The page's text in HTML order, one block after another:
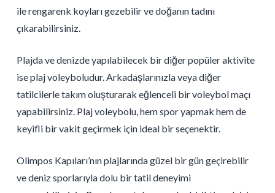
ile rengarenk koyları gezebilir ve doğanın tadını
çıkarabilirsiniz.
Plajda ve denizde yapılabilecek bir diğer popüler aktivite
ise plaj voleyboludur. Arkadaşlarınızla veya diğer
tatilcilerle takım oluşturarak eğlenceli bir voleybol maçı
yapabilirsiniz. Plaj voleybolu, hem spor yapmak hem de
keyifli bir vakit geçirmek için ideal bir seçenektir.
Olimpos Kapıları’nın plajlarında güzel bir gün geçirebilir
ve deniz sporlarıyla dolu bir tatil deneyimi